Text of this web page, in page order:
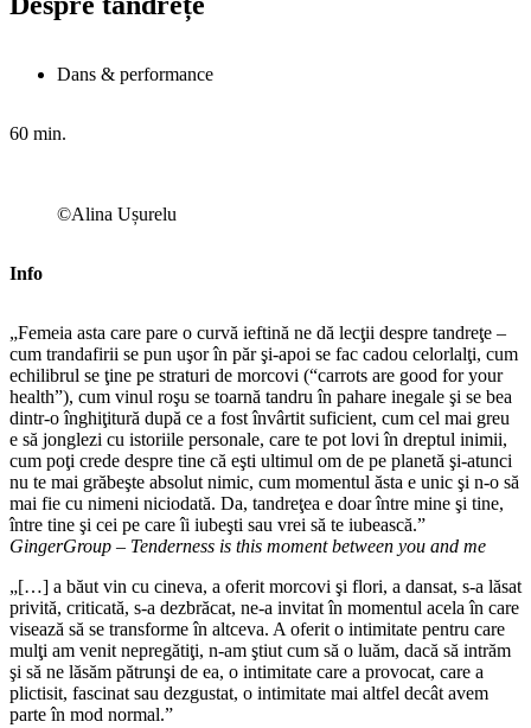
Dans & performance
60 min.
©Alina Ușurelu
Info
„Femeia asta care pare o curvă ieftină ne dă lecţii despre tandreţe –
cum trandafirii se pun uşor în păr şi-apoi se fac cadou celorlalţi, cum
echilibrul se ţine pe straturi de morcovi (“carrots are good for your
health”), cum vinul roşu se toarnă tandru în pahare inegale şi se bea
dintr-o înghiţitură după ce a fost învârtit suficient, cum cel mai greu
e să jonglezi cu istoriile personale, care te pot lovi în dreptul inimii,
cum poţi crede despre tine că eşti ultimul om de pe planetă şi-atunci
nu te mai grăbeşte absolut nimic, cum momentul ăsta e unic şi n-o să
mai fie cu nimeni niciodată. Da, tandreţea e doar între mine şi tine,
între tine şi cei pe care îi iubeşti sau vrei să te iubească.”
GingerGroup – Tenderness is this moment between you and me
„[…] a băut vin cu cineva, a oferit morcovi şi flori, a dansat, s-a lăsat
privită, criticată, s-a dezbrăcat, ne-a invitat în momentul acela în care
visează să se transforme în altceva. A oferit o intimitate pentru care
mulţi am venit nepregătiţi, n-am ştiut cum să o luăm, dacă să intrăm
şi să ne lăsăm pătrunşi de ea, o intimitate care a provocat, care a
plictisit, fascinat sau dezgustat, o intimitate mai altfel decât avem
parte în mod normal.”